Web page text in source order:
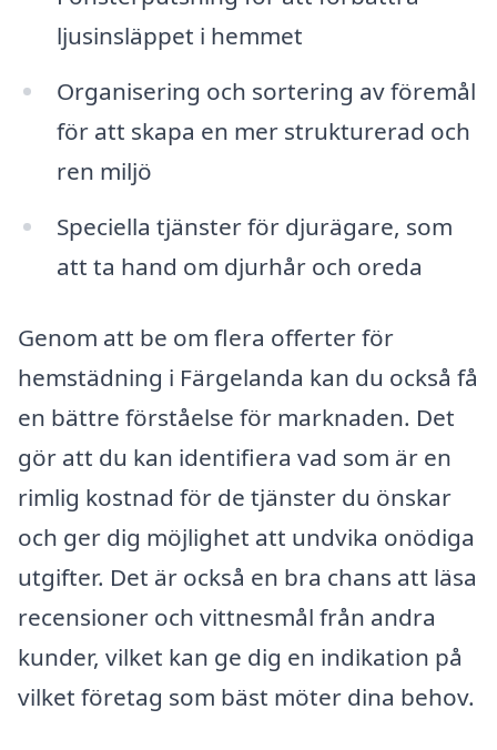
ljusinsläppet i hemmet
Organisering och sortering av föremål
för att skapa en mer strukturerad och
ren miljö
Speciella tjänster för djurägare, som
att ta hand om djurhår och oreda
Genom att be om flera offerter för
hemstädning i Färgelanda kan du också få
en bättre förståelse för marknaden. Det
gör att du kan identifiera vad som är en
rimlig kostnad för de tjänster du önskar
och ger dig möjlighet att undvika onödiga
utgifter. Det är också en bra chans att läsa
recensioner och vittnesmål från andra
kunder, vilket kan ge dig en indikation på
vilket företag som bäst möter dina behov.